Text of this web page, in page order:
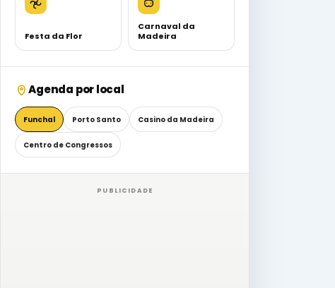
Festa da Flor
Carnaval da
Madeira
Agenda por local
Funchal Porto Santo Casino da Madeira
Centro de Congressos
PUBLICIDADE